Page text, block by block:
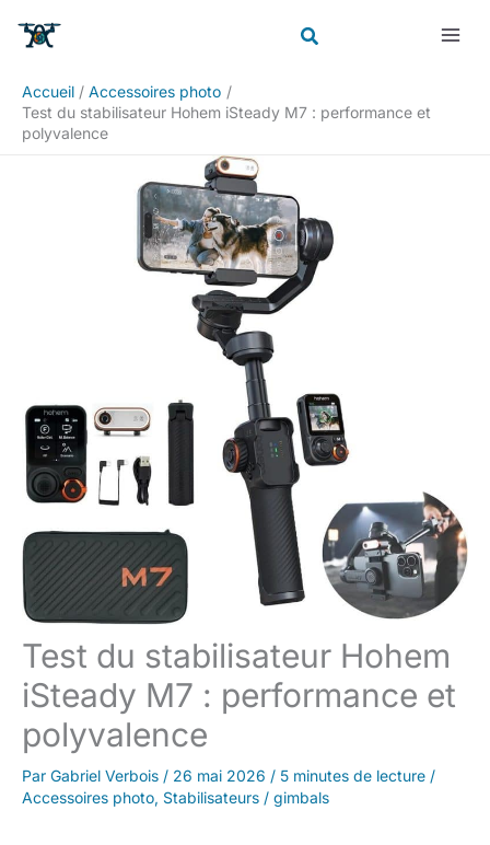
Accueil
Accessoires photo
Test du stabilisateur Hohem iSteady M7 : performance et
polyvalence
Test du stabilisateur Hohem
iSteady M7 : performance et
polyvalence
Par Gabriel Verbois / 26 mai 2026 / 5 minutes de lecture /
Accessoires photo, Stabilisateurs / gimbals